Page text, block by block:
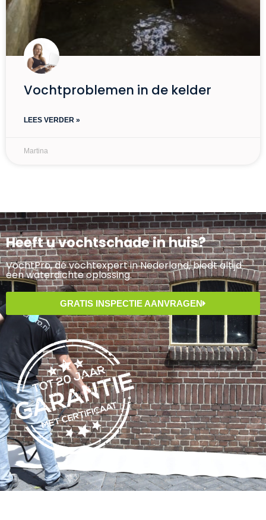
Vochtproblemen in de kelder
LEES VERDER »
Martina
Heeft u vochtschade in huis?
VochtPro, dé vochtexpert in Nederland, biedt altijd
een waterdichte oplossing.
GRATIS INSPECTIE AANVRAGEN